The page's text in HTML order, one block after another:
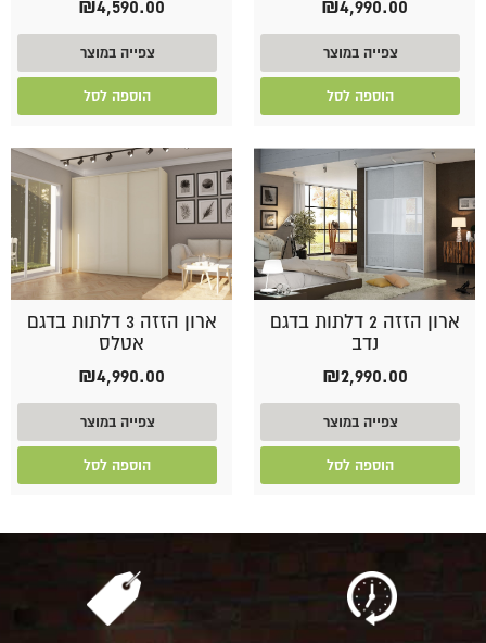
₪4,990.00
צפייה במוצר
הוספה לסל
₪4,590.00
צפייה במוצר
הוספה לסל
ארון הזזה 2 דלתות בדגם
נדב
₪2,990.00
צפייה במוצר
הוספה לסל
ארון הזזה 3 דלתות בדגם
אטלס
₪4,990.00
צפייה במוצר
הוספה לסל